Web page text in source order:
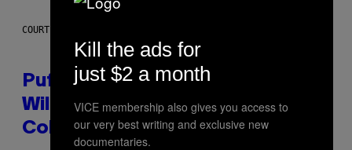
COURTESY OF PUFFCO
Puffco Went Full Gamer With Its
Wild New Plasma Peak Pro
Colorway
Kill the ads for
just $2 a month
VICE membership also gives you access to
our very best writing and exclusive new
documentaries.